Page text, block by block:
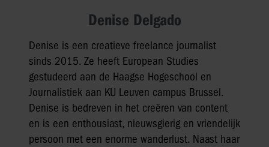
Denise Delgado
Denise is een creatieve freelance journalist
sinds 2015. Ze heeft European Studies
gestudeerd aan de Haagse Hogeschool en
Journalistiek aan KU Leuven campus Brussel.
Denise is bedreven in het creëren van content
en is een enthousiast, nieuwsgierig en vriendelijk
persoon met een enorme wanderlust. Naast haar